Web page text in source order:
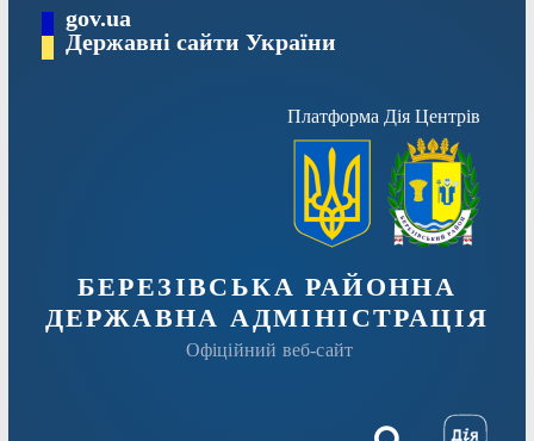
Перейтиgov.ua
Державні сайти України
Платформа Дія Центрів
БЕРЕЗІВСЬКА РАЙОННА
ДЕРЖАВНА АДМІНІСТРАЦІЯ
Офіційний веб-сайт